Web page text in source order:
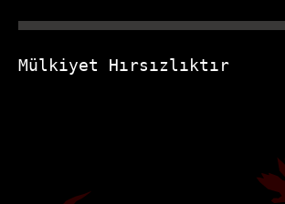
Mülkiyet Hırsızlıktır